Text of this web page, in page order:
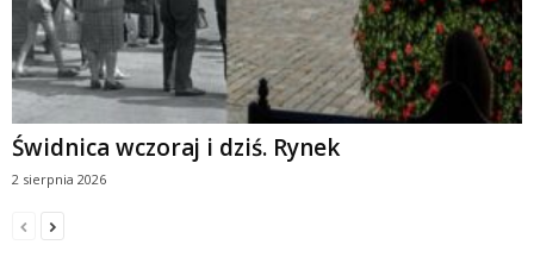
Świdnica wczoraj i dziś. Rynek
2 sierpnia 2026